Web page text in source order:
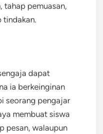
tahap pemuasan,
tindakan.
dapat
ia berkeinginan
seorang pengajar
membuat siswa
pesan, walaupun